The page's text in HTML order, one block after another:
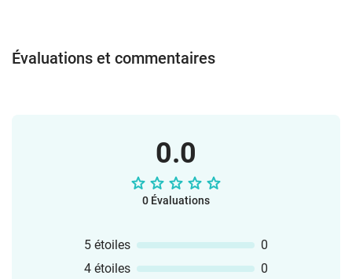
Évaluations et commentaires
0.0
0 Évaluations
5 étoiles
0
4 étoiles
0